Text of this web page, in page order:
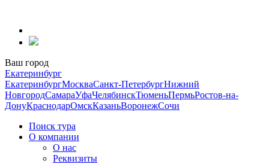
содержанию
Ваш город
Екатеринбург
ЕкатеринбургМоскваСанкт-ПетербургНижний
НовгородСамараУфаЧелябинскТюменьПермьРостов-на-
ДонуКраснодарОмскКазаньВоронежСочи
Поиск тура
О компании
О нас
Реквизиты